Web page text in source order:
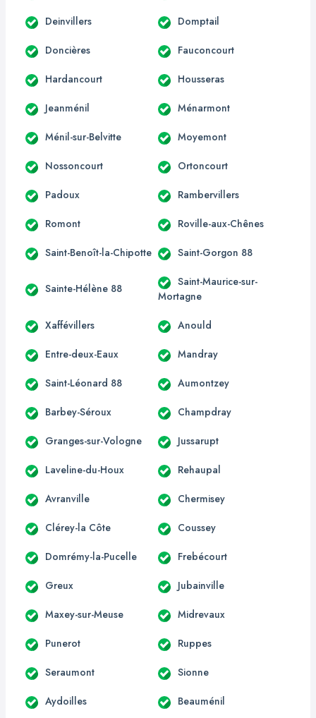
Deinvillers Domptail
Doncières Fauconcourt
Hardancourt Housseras
Jeanménil Ménarmont
Ménil-sur-Belvitte Moyemont
Nossoncourt Ortoncourt
Padoux Rambervillers
Romont Roville-aux-Chênes
Saint-Benoît-la-Chipotte Saint-Gorgon 88
Sainte-Hélène 88
Saint-Maurice-sur-
Mortagne
Xaffévillers Anould
Entre-deux-Eaux Mandray
Saint-Léonard 88 Aumontzey
Barbey-Séroux Champdray
Granges-sur-Vologne Jussarupt
Laveline-du-Houx Rehaupal
Avranville Chermisey
Clérey-la Côte Coussey
Domrémy-la-Pucelle Frebécourt
Greux Jubainville
Maxey-sur-Meuse Midrevaux
Punerot Ruppes
Seraumont Sionne
Aydoilles Beauménil